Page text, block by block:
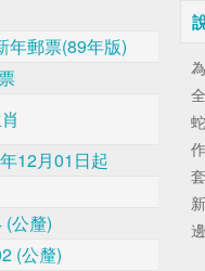
年郵票(89年版)
12月01日起
(公釐)
(公釐)